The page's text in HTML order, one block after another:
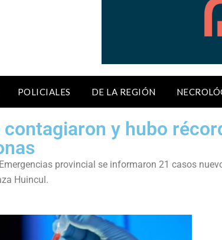
POLICIALES DE LA REGIÓN
y hubo
provincial se informaron 21 casos
Huincul.